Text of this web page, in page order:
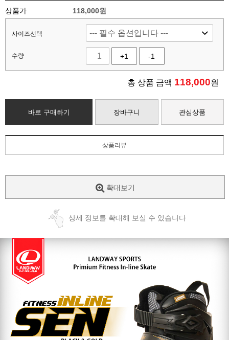
상품가 118,000원
사이즈선택
수량 +1 -1
총 상품 금액 118,000원
바로 구매하기 장바구니 관심상품
상품리뷰
확대보기
상세 정보를 확대해 보실 수 있습니다